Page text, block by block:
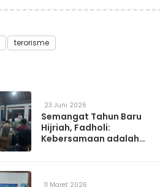
terorisme
23 Juni 2026
Semangat Tahun Baru
Hijriah, Fadholi:
Kebersamaan adalah
11 Maret 2026